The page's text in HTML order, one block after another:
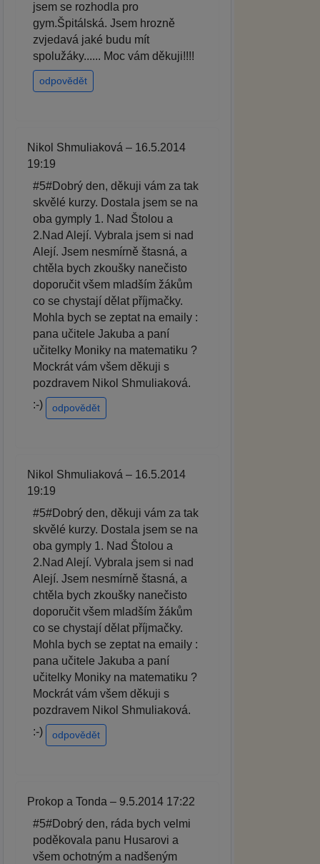
jsem se rozhodla pro
gym.Špitálská. Jsem hrozně
zvjedavá jaké budu mít
spolužáky...... Moc vám děkuji!!!!
odpovědět
Nikol Shmuliaková – 16.5.2014
19:19
#5#Dobrý den, děkuji vám za tak
skvělé kurzy. Dostala jsem se na
oba gymply 1. Nad Štolou a
2.Nad Alejí. Vybrala jsem si nad
Alejí. Jsem nesmírně štasná, a
chtěla bych zkoušky nanečisto
doporučit všem mladším žákům
co se chystají dělat příjmačky.
Mohla bych se zeptat na emaily :
pana učitele Jakuba a paní
učitelky Moniky na matematiku ?
Mockrát vám všem děkuji s
pozdravem Nikol Shmuliaková.
:-)
odpovědět
Nikol Shmuliaková – 16.5.2014
19:19
#5#Dobrý den, děkuji vám za tak
skvělé kurzy. Dostala jsem se na
oba gymply 1. Nad Štolou a
2.Nad Alejí. Vybrala jsem si nad
Alejí. Jsem nesmírně štasná, a
chtěla bych zkoušky nanečisto
doporučit všem mladším žákům
co se chystají dělat příjmačky.
Mohla bych se zeptat na emaily :
pana učitele Jakuba a paní
učitelky Moniky na matematiku ?
Mockrát vám všem děkuji s
pozdravem Nikol Shmuliaková.
:-)
odpovědět
Prokop a Tonda – 9.5.2014 17:22
#5#Dobrý den, ráda bych velmi
poděkovala panu Husarovi a
všem ochotným a nadšeným